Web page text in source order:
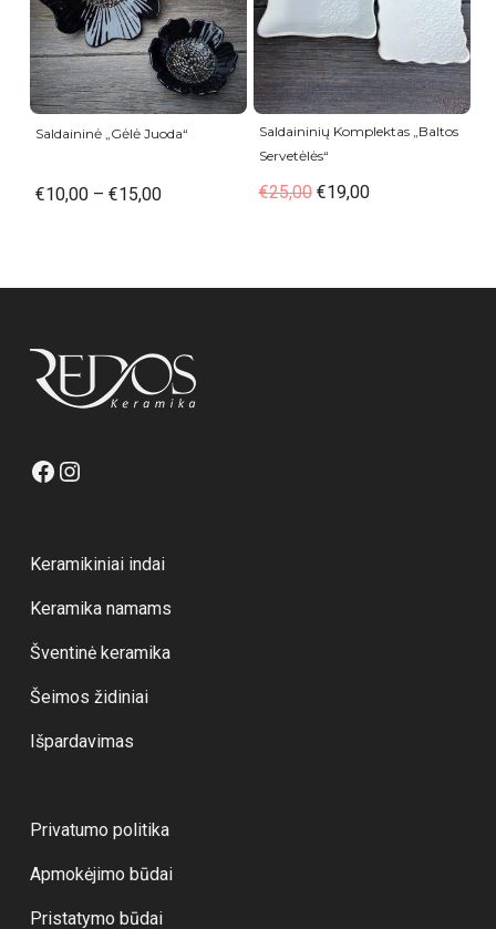
Saldaininė „Gėlė Juoda“
€10,00– €15,00
Saldaininių Komplektas „Baltos
Servetėlės“
€25,00 €19,00
Facebook
Keramikiniai indai
Keramika namams
Šventinė keramika
Šeimos židiniai
Išpardavimas
Privatumo politika
Apmokėjimo būdai
Pristatymo būdai